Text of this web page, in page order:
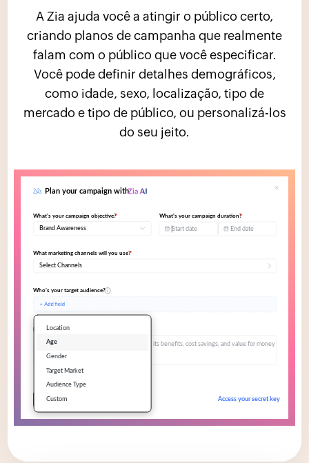
A Zia ajuda você a atingir o público certo,
criando planos de campanha que realmente
falam com o público que você especificar.
Você pode definir detalhes demográficos,
como idade, sexo, localização, tipo de
mercado e tipo de público, ou personalizá-los
do seu jeito.